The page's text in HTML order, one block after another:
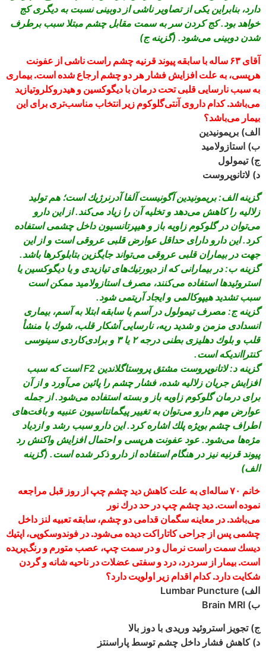
دارد، بنابراين يكى از تصاوير ناشى از دوبينى نسبت به ديگرى كج
خواهد بود. كج كردن سر به سمت مقابل چشم مبتلا سبب برطرف
شدن دوبينى مى‏‌شود. (گزينه ج)
آقاى ۶۳ ساله با سابقه پيوند قرنيه چشم راست ناشى از عفونت
هرپسى، به علت افزايش فشار هر دو چشم ارجاع شده است. بيمارى
به سبب نارسايى قلبى تحت درمان با ديگوكسين و هيدروكلروتيازيد
مى‌‏باشد. كدام داروى آنتى‌‏گلوكوم زير انتخاب مناسب‏‌ترى براى اين
بيمار مى‌‏باشد؟
الف) بريمونيدين
ب) استازولاميد
ج) تيمولول
د) لاتانوپروست
گزينه الف: بريمونيدين آگونيست آلفا آدرنرژيك است؛ هم توليد
زلاليه را كاهش مى‏‌دهد و تخليه آن را زياد مى‌‏كند. از اين دارو
مى‌‏توان در گلوكوم زاويه باز و هيپرتانسيون داخل چشمى استفاده
كرد. اين دارو داراى حداقل عوارض قلبى عروقى است و از اين
جهت در بيماران قلبى عروقى مى‏‌تواند جايگزين بتابلوكرها باشد.
گزينه ب: در بيمارانى كه از ديورتيك‏‌هاى تيازيدى و يا ديگوكسين يا
استروئيدها استفاده مى‌‏كنند، مصرف استازولاميد ممكن است
سبب تشديد هيپوكالمى و ايجاد آريتمى شود.
گزينه ج: مصرف تيمولول در آسم يا سابقه ابتلا به آسم، بيمارى
انسدادى مزمن و شديد ريه، نارسايى آشكار قلب، شوك با منشأ
قلب و بلوك دهليزى بطنى درجه ۲ يا ۳ و برادى‌‏كاردى سينوسى
كنتراانديكه است.
گزينه د: لاتانوپروست مشتق پروستاگلاندين F2 است كه سبب
افزايش جريان زلاليه شده، فشار چشم را پائين مى‏‌آورد و از آن
براى درمان گلوكوم زاويه باز و بسته استفاده مى‏‌شود. از جمله
عوارض مهم دارو مى‌‏توان به تغيير پيگمانتاسيون عنبيه و بافت‌‏هاى
اطراف چشم بويژه پلك اشاره كرد. اين دارو سبب رشد و ازدياد
مژه‏‌ها مى‏‌شود. عود عفونت هرپسى و احتمال افزايش واكنش رد
پيوند قرنيه نيز در هنگام استفاده از دارو ذكر شده است. (گزينه
الف)
خانم ۷۰ ساله‌‏اى به علت كاهش ديد چشم چپ از روز قبل مراجعه
نموده است. ديد چشم چپ در حد درك نور
مى‏‌باشد. در معاينه سگمان قدامى دو چشم، سابقه تعبيه لنز داخل
چشمى پس از جراحى كاتاراكت ديده مى‌‏شود. در فوندوسكوپى، اپتيك
ديسك سمت راست نرمال و در سمت چپ، عصب متورم و رنگ‌‏پريده
است. بيمار از سردرد، درد و سفتى عضلات در ناحيه شانه و گردن
شكايت دارد. كدام اقدام زير اولويت دارد؟
الف) Lumbar Puncture
ب) Brain MRI
ج) تجويز استروئيد وريدى با دوز بالا
د) كاهش فشار داخل چشم توسط پاراسنتز